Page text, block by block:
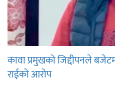
कावा प्रमुखको जिद्दीपनले
राईको आरोप